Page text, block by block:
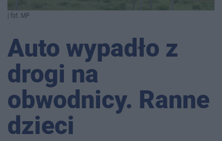
| fot. MP
Auto wypadło z
drogi na
obwodnicy. Ranne
dzieci